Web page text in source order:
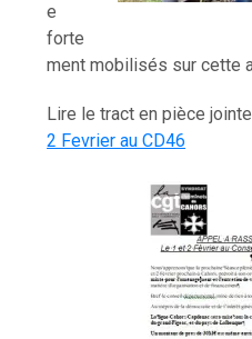
e
forte
ment mobilisés sur cette
Lire le tract en pièce
2 Fevrier au CD46